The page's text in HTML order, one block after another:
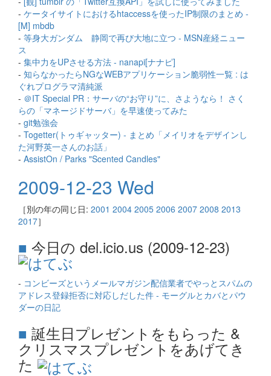
- ケータイサイトにおけるhtaccessを使ったIP制限のまとめ -
[M] mbdb
- 等身大ガンダム 静岡で再び大地に立つ - MSN産経ニュー
ス
- 集中力をUPさせる方法 - nanapi[ナナピ]
- 知らなかったらNGなWEBアプリケーション脆弱性一覧 : は
ぐれプログラマ清純派
- ＠IT Special PR：サーバの“お守り”に、さようなら！ さく
らの「マネージドサーバ」を早速使ってみた
- git勉強会
- Togetter(トゥギャッター) - まとめ「メイリオをデザインし
た河野英一さんのお話」
- AssistOn / Parks "Scented Candles"
2009-12-23 Wed
［別の年の同じ日: 2001 2004 2005 2006 2007 2008 2013
2017］
■ 今日の del.icio.us (2009-12-23)
- コンビーズというメールマガジン配信業者でやっとスパムの
アドレス登録拒否に対応しだした件 - モーグルとカバとパウ
ダーの日記
■ 誕生日プレゼントをもらった &
クリスマスプレゼントをあげてき
た